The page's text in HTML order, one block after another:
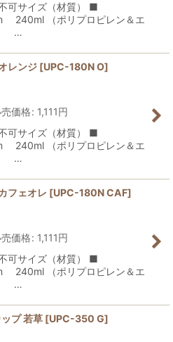
可サイズ（材質） ■
240ml （ポリプロピレン＆エ
…
レンジ [UPC-180N O]
価格: 1,111円
可サイズ（材質） ■
240ml （ポリプロピレン＆エ
…
フェオレ [UPC-180N CAF]
価格: 1,111円
可サイズ（材質） ■
240ml （ポリプロピレン＆エ
…
プ 若草 [UPC-350 G]